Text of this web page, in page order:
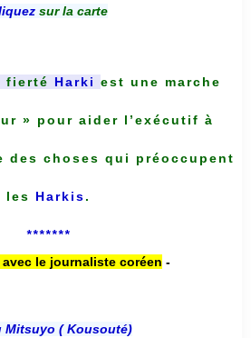
sur la carte
fierté Harki est une marche
» pour aider l’exécutif à
des choses qui préoccupent
les Harkis.
*******
le journaliste coréen -
Mitsuyo ( Kousouté)